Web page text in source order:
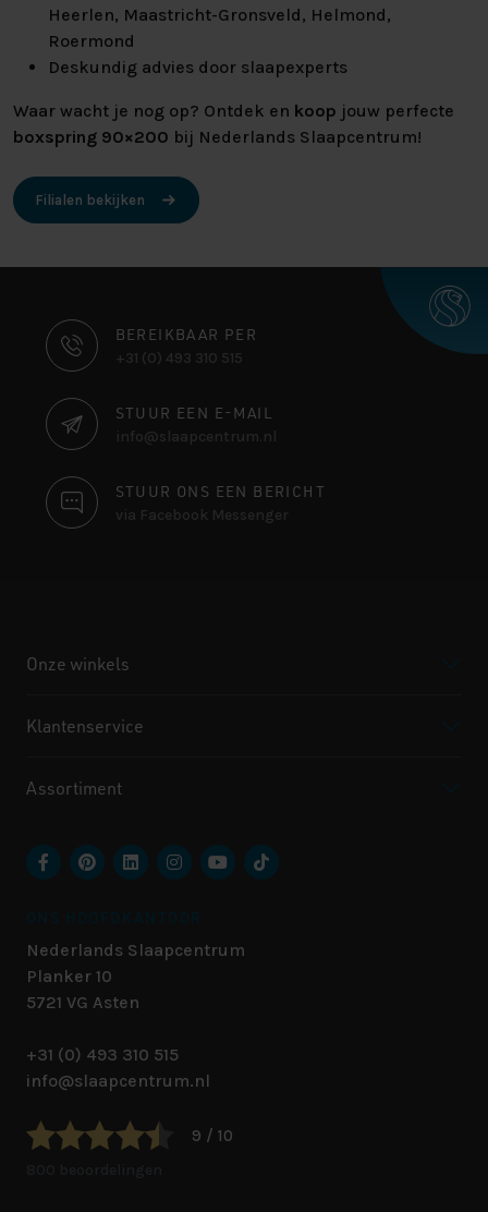
Heerlen, Maastricht-Gronsveld, Helmond,
Roermond
Deskundig advies door slaapexperts
Waar wacht je nog op? Ontdek en koop jouw perfecte
boxspring 90×200 bij Nederlands Slaapcentrum!
Filialen bekijken
CONTACT
INFORMATIE
BEREIKBAAR PER
+31 (0) 493 310 515
STUUR EEN E-MAIL
info@slaapcentrum.nl
STUUR ONS EEN BERICHT
via Facebook Messenger
Onze winkels
Klantenservice
Assortiment
Nederlands Slaapcentrum
Planker 10
5721 VG Asten
+31 (0) 493 310 515
info@slaapcentrum.nl
9 / 10